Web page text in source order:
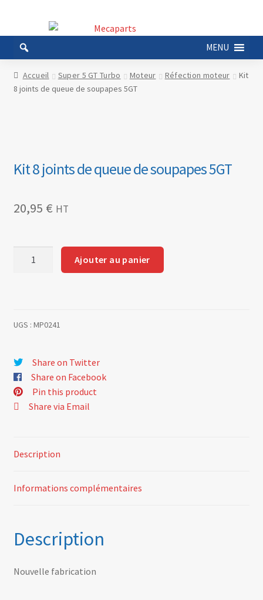
la
navigation
au
contenu
MENU
Accueil Super 5 GT Turbo Moteur Réfection moteur
Kit
8 joints de queue de soupapes 5GT
Kit 8 joints de queue de soupapes 5GT
20,95 € HT
de
de
soupapes
5GT
Ajouter au panier
UGS : MP0241
Share on Twitter
Share on Facebook
Pin this product
Share via Email
Description
Informations complémentaires
Description
Nouvelle fabrication